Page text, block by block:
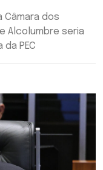
Câmara dos
Alcolumbre seria
PEC